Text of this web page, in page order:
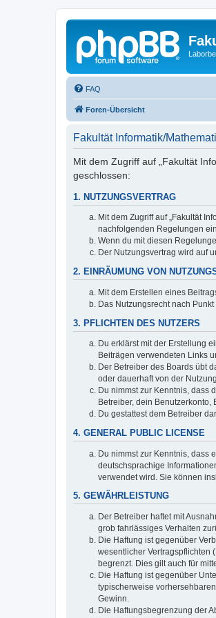
FAQ
Foren-Übersicht
Fakultät Informatik/
Mit dem Zugriff auf „Fakultät
geschlossen:
1. NUTZUNGSVERTRAG
Mit dem Zugriff auf „Fakultät
nachfolgenden Regelungen
Wenn du mit diesen
Der Nutzungsvertrag wird auf
2. EINRÄUMUNG VON
Mit dem Erstellen eines
Das Nutzungsrecht nach
3. PFLICHTEN DES NUTZERS
Du erklärst mit der Erstellung
Beiträgen verwendeten Links
Der Betreiber des Boards übt
oder dauerhaft von der
Du nimmst zur Kenntnis, dass
Betreiber, dein
Du gestattest dem Betreiber
4. GENERAL PUBLIC LICENSE
Du nimmst zur Kenntnis, dass
deutschsprachige
verwendet wird. Sie können
5. GEWÄHRLEISTUNG
Der Betreiber haftet mit
grob fahrlässiges Verhalten
Die Haftung ist gegenüber
wesentlicher Vertragspflichten
begrenzt. Dies gilt auch für
Die Haftung ist gegenüber
typischerweise
Gewinn.
Die Haftungsbegrenzung der